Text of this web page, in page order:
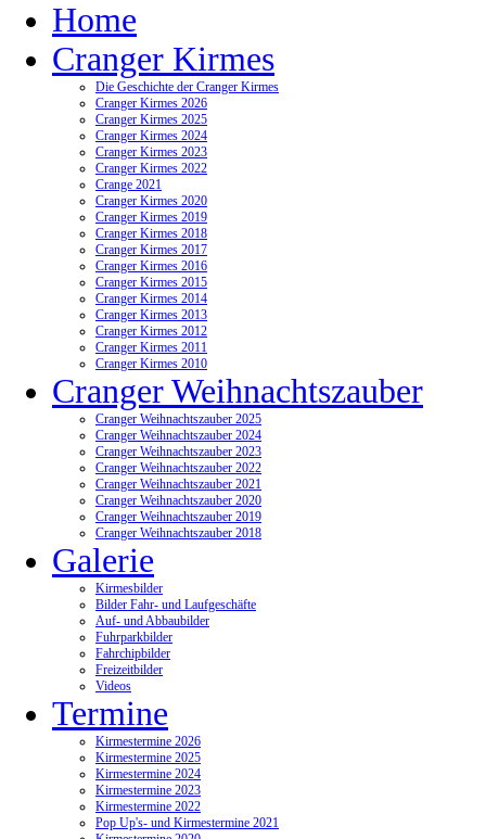
Home
Cranger Kirmes
Die Geschichte der Cranger Kirmes
Cranger Kirmes 2026
Cranger Kirmes 2025
Cranger Kirmes 2024
Cranger Kirmes 2023
Cranger Kirmes 2022
Crange 2021
Cranger Kirmes 2020
Cranger Kirmes 2019
Cranger Kirmes 2018
Cranger Kirmes 2017
Cranger Kirmes 2016
Cranger Kirmes 2015
Cranger Kirmes 2014
Cranger Kirmes 2013
Cranger Kirmes 2012
Cranger Kirmes 2011
Cranger Kirmes 2010
Cranger Weihnachtszauber
Cranger Weihnachtszauber 2025
Cranger Weihnachtszauber 2024
Cranger Weihnachtszauber 2023
Cranger Weihnachtszauber 2022
Cranger Weihnachtszauber 2021
Cranger Weihnachtszauber 2020
Cranger Weihnachtszauber 2019
Cranger Weihnachtszauber 2018
Galerie
Kirmesbilder
Bilder Fahr- und Laufgeschäfte
Auf- und Abbaubilder
Fuhrparkbilder
Fahrchipbilder
Freizeitbilder
Videos
Termine
Kirmestermine 2026
Kirmestermine 2025
Kirmestermine 2024
Kirmestermine 2023
Kirmestermine 2022
Pop Up's- und Kirmestermine 2021